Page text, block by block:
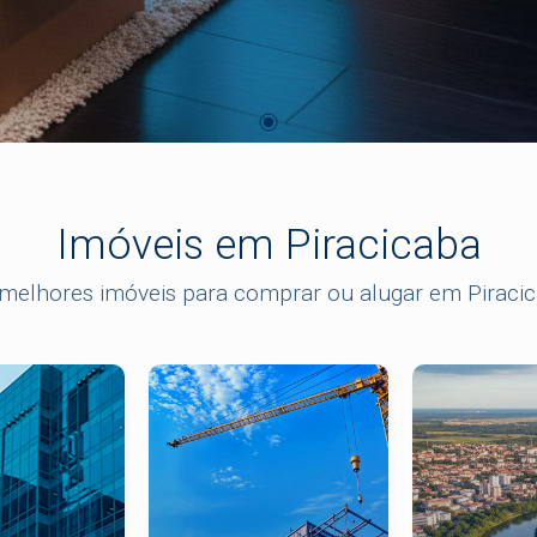
Imóveis em Piracicaba
imóveis para comprar ou alugar em